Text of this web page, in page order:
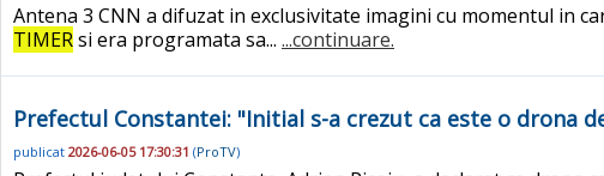
Antena 3 CNN a difuzat in exclusivitate imagini cu momentul in
TIMERsi era programata sa... ...continuare.
Prefectul Constantei: "Initial s-a crezut ca este o drona
publicat 2026-06-05 17:30:31 (ProTV)